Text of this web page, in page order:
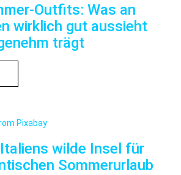
Outfits: Was an
wirklich gut aussieht
trägt
wilde Insel für
Sommerurlaub